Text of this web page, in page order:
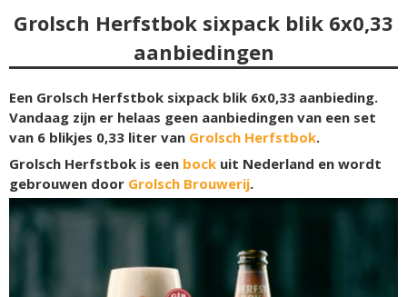
Grolsch Herfstbok sixpack blik 6x0,33
aanbiedingen
Een Grolsch Herfstbok sixpack blik 6x0,33 aanbieding.
Vandaag zijn er helaas geen aanbiedingen van een set
van 6 blikjes 0,33 liter van Grolsch Herfstbok.
Grolsch Herfstbok is een bock uit Nederland en wordt
gebrouwen door Grolsch Brouwerij.